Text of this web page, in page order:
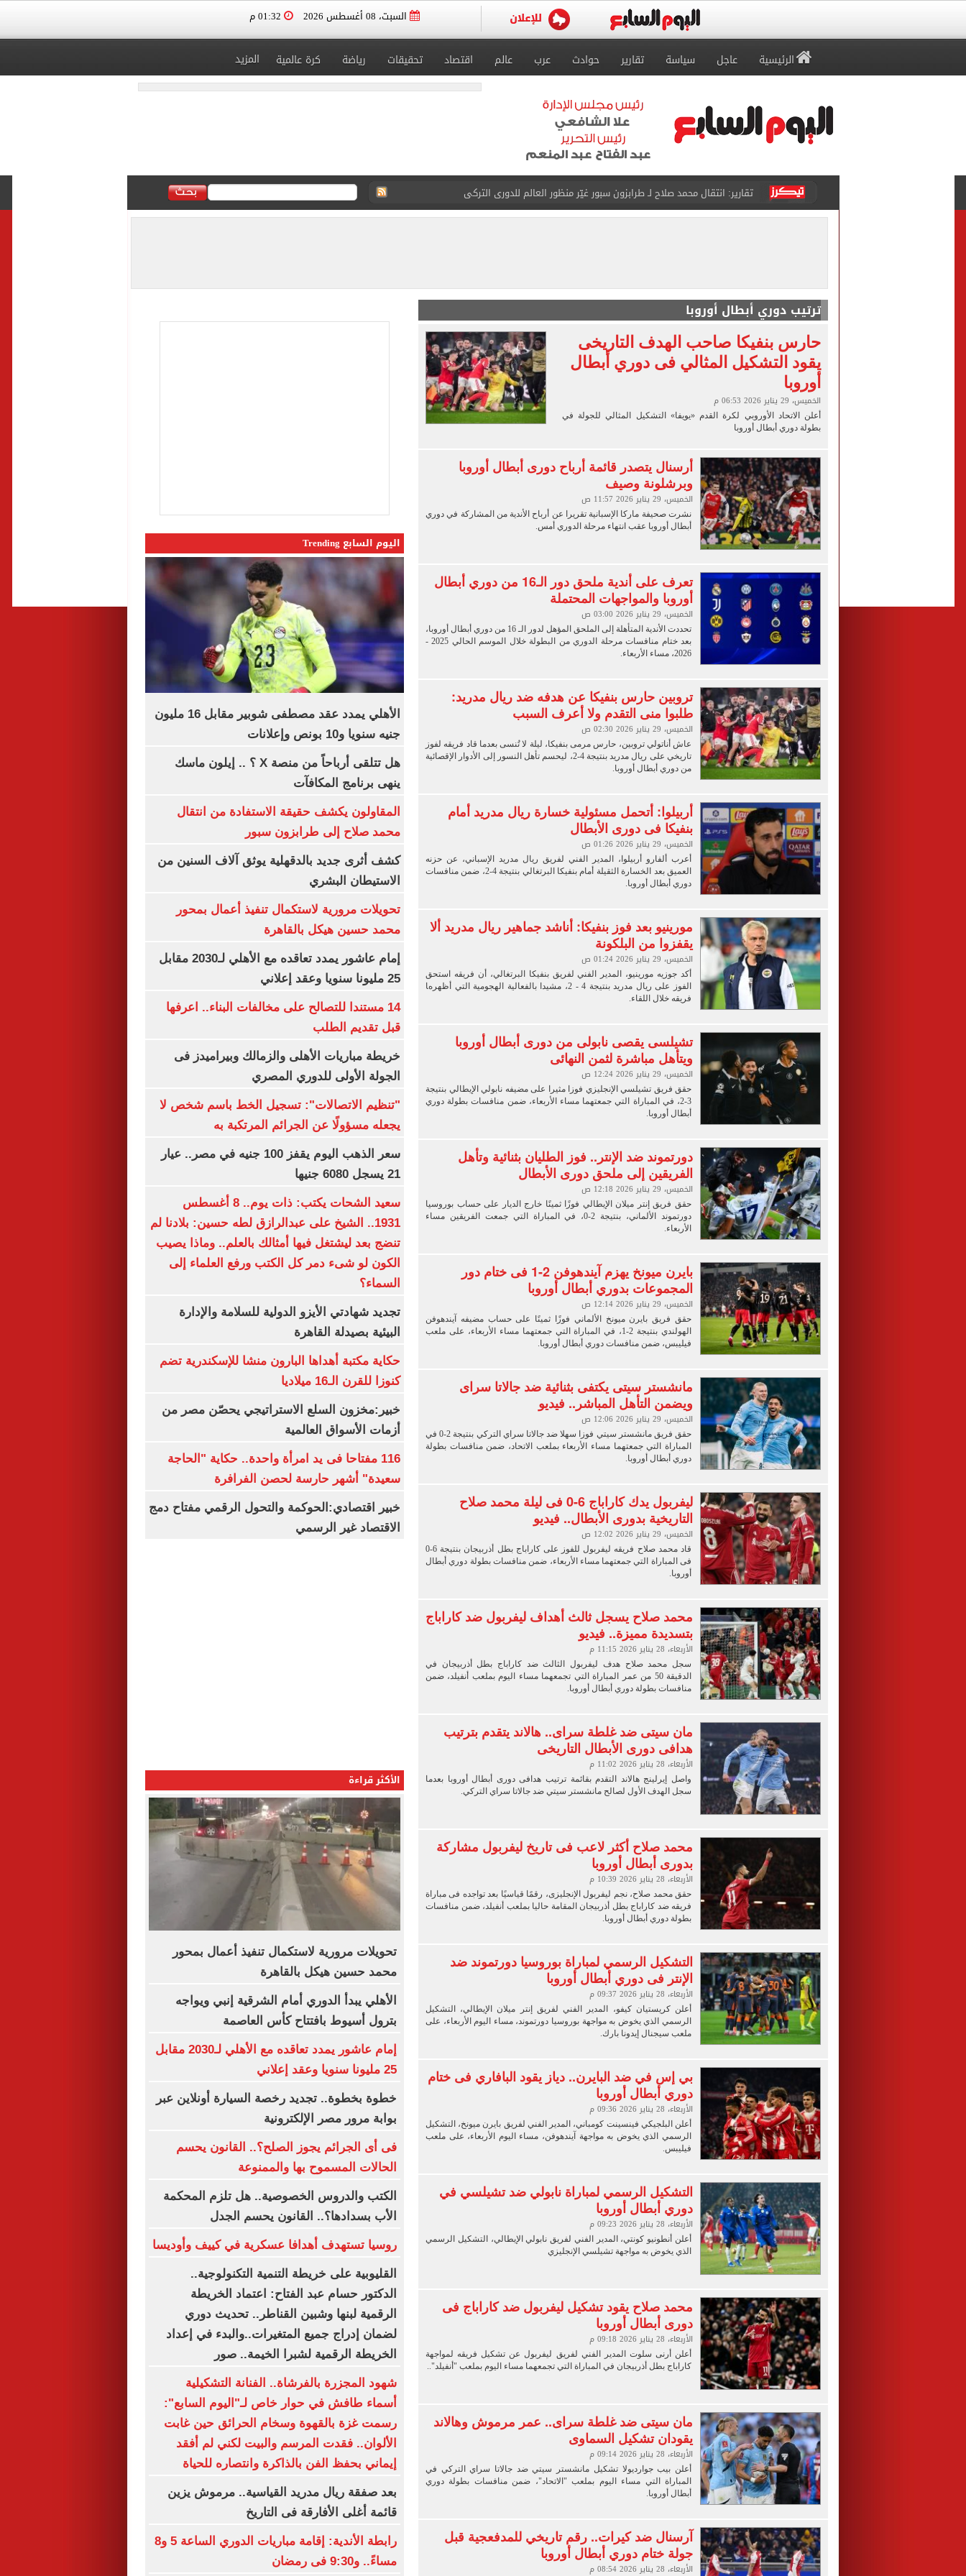
السبت، 08 أغسطس 2026
الرئيسية عاجل سياسة تقارير حوادث عرب عالم اقتصاد تحقيقات رياضة كرة عالمية المزيد
كشف أثرى جديد بالدقهلية يوثق آلاف السنين من الاستيطان البشري
تحويلات مرورية لاستكمال تنفيذ أعمال بمحور محمد حسين هيكل بالقاهرة
إمام عاشور يمدد تعاقده مع الأهلي لـ2030 مقابل 25 مليونا سنويا وعقد إعلاني
حمزة عبد الكريم ينتظر يومًا استثنائيًا بعد استمراره مع فريق برشلونة الأول
الإسكان: طرح فرص استثمارية متنوعة من خلال منصتى الاستثمار المصري والأجنبي
الشكاوى الحكومية: التموين تتعامل مع 17 ألف شكوى لضبط الأسواق وبطاقات التموين
الشمال القطرى ينهى إجراءات ضم محمد علي بن رمضان لاعب الأهلى
ترتيب دوري أبطال أوروبا
حارس بنفيكا صاحب الهدف التاريخى
يقود التشكيل المثالي فى دوري أبطال
أوروبا
الخميس، 29 يناير 2026 06:53 م
أعلن الاتحاد الأوروبي لكرة القدم «يويفا» التشكيل المثالي للجولة في
بطولة دوري أبطال أوروبا
أرسنال يتصدر قائمة أرباح دورى أبطال أوروبا
وبرشلونة وصيف
الخميس، 29 يناير 2026 11:57 ص
نشرت صحيفة ماركا الإسبانية تقريرا عن أرباح الأندية من المشاركة في دوري
أبطال أوروبا عقب انتهاء مرحلة الدوري أمس.
تعرف على أندية ملحق دور الـ16 من دوري أبطال
أوروبا والمواجهات المحتملة
الخميس، 29 يناير 2026 03:00 ص
تحددت الأندية المتأهلة إلى الملحق المؤهل لدور الـ 16 من دوري أبطال أوروبا،
بعد ختام منافسات مرحلة الدوري من البطولة خلال الموسم الحالي 2025 -
2026، مساء الأربعاء.
تروبين حارس بنفيكا عن هدفه ضد ريال مدريد:
طلبوا منى التقدم ولا أعرف السبب
الخميس، 29 يناير 2026 02:30 ص
عاش أناتولي تروبين، حارس مرمى بنفيكا، ليلة لا تُنسى بعدما قاد فريقه لفوز
تاريخي على ريال مدريد بنتيجة 4-2، ليحسم تأهل النسور إلى الأدوار الإقصائية
من دوري أبطال أوروبا.
أربيلوا: أتحمل مسئولية خسارة ريال مدريد أمام
بنفيكا فى دورى الأبطال
الخميس، 29 يناير 2026 01:26 ص
أعرب ألفارو أربيلوا، المدير الفني لفريق ريال مدريد الإسباني، عن حزنه
العميق بعد الخسارة الثقيلة أمام بنفيكا البرتغالي بنتيجة 4-2، ضمن منافسات
دوري أبطال أوروبا.
مورينيو بعد فوز بنفيكا: أناشد جماهير ريال مدريد ألا
يقفزوا من البلكونة
الخميس، 29 يناير 2026 01:24 ص
أكد جوزيه مورينيو، المدير الفني لفريق بنفيكا البرتغالي، أن فريقه استحق
الفوز على ريال مدريد بنتيجة 4 - 2، مشيدا بالفعالية الهجومية التي أظهرها
فريقه خلال اللقاء.
تشيلسى يقصى نابولى من دورى أبطال أوروبا
ويتأهل مباشرة لثمن النهائى
الخميس، 29 يناير 2026 12:24 ص
حقق فريق تشيلسي الإنجليزي فوزا مثيرا على مضيفه نابولي الإيطالي بنتيجة
3-2، في المباراة التي جمعتهما مساء الأربعاء، ضمن منافسات بطولة دوري
أبطال أوروبا.
دورتموند ضد الإنتر.. فوز الطليان بثنائية وتأهل
الفريقين إلى ملحق دورى الأبطال
الخميس، 29 يناير 2026 12:18 ص
حقق فريق إنتر ميلان الإيطالي فوزًا ثمينًا خارج الديار على حساب بوروسيا
دورتموند الألماني، بنتيجة 2-0، في المباراة التي جمعت الفريقين مساء
الأربعاء.
بايرن ميونخ يهزم آيندهوفن 2-1 فى ختام دور
المجموعات بدوري أبطال أوروبا
الخميس، 29 يناير 2026 12:14 ص
حقق فريق بايرن ميونخ الألماني فوزًا ثمينًا على حساب مضيفه آيندهوفن
الهولندي بنتيجة 2-1، في المباراة التي جمعتهما مساء الأربعاء، على ملعب
فيليبس، ضمن منافسات دوري أبطال أوروبا.
مانشستر سيتى يكتفى بثنائية ضد جالاتا سراى
ويضمن التأهل المباشر.. فيديو
الخميس، 29 يناير 2026 12:06 ص
حقق فريق مانشستر سيتي فوزا سهلا ضد جالاتا سراي التركي بنتيجة 2-0 في
المباراة التي جمعتهما مساء الأربعاء بملعب الاتحاد، ضمن منافسات بطولة
دوري أبطال أوروبا.
ليفربول يدك كاراباج 6-0 فى ليلة محمد صلاح
التاريخية بدورى الأبطال.. فيديو
الخميس، 29 يناير 2026 12:02 ص
قاد محمد صلاح فريقه ليفربول للفوز على كاراباج بطل أذربيجان بنتيجة 6-0
فى المباراة التي جمعتهما مساء الأربعاء، ضمن منافسات بطولة دوري أبطال
أوروبا.
محمد صلاح يسجل ثالث أهداف ليفربول ضد كاراباج
بتسديدة مميزة.. فيديو
الأربعاء، 28 يناير 2026 11:15 م
سجل محمد صلاح هدف ليفربول الثالث ضد كاراباج بطل أذربيجان في
الدقيقة 50 من عمر المباراة التي تجمعهما مساء اليوم بملعب أنفيلد، ضمن
منافسات بطولة دوري أبطال أوروبا.
مان سيتى ضد غلطة سراى.. هالاند يتقدم بترتيب
هدافى دورى الأبطال التاريخى
الأربعاء، 28 يناير 2026 11:02 م
واصل إيرلينج هالاند التقدم بقائمة ترتيب هدافى دورى أبطال أوروبا بعدما
سجل الهدف الأول لصالح مانشستر سيتي ضد جالاتا سراي التركي.
محمد صلاح أكثر لاعب فى تاريخ ليفربول مشاركة
بدورى أبطال أوروبا
الأربعاء، 28 يناير 2026 10:39 م
حقق محمد صلاح، نجم ليفربول الإنجليزى، رقمًا قياسيًا بعد تواجده فى مباراة
فريقه ضد كاراباج بطل أذربيجان المقامة حاليا بملعب أنفيلد، ضمن منافسات
بطولة دوري أبطال أوروبا.
التشكيل الرسمي لمباراة بوروسيا دورتموند ضد
الإنتر فى دوري أبطال أوروبا
الأربعاء، 28 يناير 2026 09:37 م
أعلن كريستيان كيفو، المدير الفني لفريق إنتر ميلان الإيطالي، التشكيل
الرسمي الذي يخوض به مواجهة بوروسيا دورتموند، مساء اليوم الأربعاء، على
ملعب سيجنال إيدونا بارك.
بي إس في ضد البايرن.. دياز يقود البافاري فى ختام
دوري أبطال أوروبا
الأربعاء، 28 يناير 2026 09:36 م
أعلن البلجيكي فينسينت كومباني، المدير الفني لفريق بايرن ميونخ، التشكيل
الرسمي الذي يخوض به مواجهة آيندهوفن، مساء اليوم الأربعاء، على ملعب
فيليبس.
التشكيل الرسمي لمباراة نابولي ضد تشيلسي في
دوري أبطال أوروبا
الأربعاء، 28 يناير 2026 09:23 م
أعلن أنطونيو كونتي، المدير الفني لفريق نابولي الإيطالي، التشكيل الرسمي
الذي يخوض به مواجهة تشيلسي الإنجليزي
محمد صلاح يقود تشكيل ليفربول ضد كاراباج فى
دورى أبطال أوروبا
الأربعاء، 28 يناير 2026 09:18 م
أعلن أرنى سلوت المدير الفني لفريق ليفربول عن تشكيل فريقه لمواجهة
كاراباج بطل أذربيجان في المباراة التي تجمعهما مساء اليوم بملعب "أنفيلد"..
مان سيتى ضد غلطة سراى.. عمر مرموش وهالاند
يقودان تشكيل السماوى
الأربعاء، 28 يناير 2026 09:14 م
أعلن بيب جوارديولا تشكيل مانشستر سيتي ضد جالاتا سراي التركي في
المباراة التي مساء اليوم بملعب "الاتحاد"، ضمن منافسات بطولة دوري
أبطال أوروبا.
آرسنال ضد كيرات.. رقم تاريخي للمدفعجية قبل
جولة ختام دوري أبطال أوروبا
الأربعاء، 28 يناير 2026 08:54 م
اليوم السابع Trending
الأهلي يمدد عقد مصطفى شوبير مقابل 16 مليون
جنيه سنويا و10 بونص وإعلانات
هل تتلقى أرباحاً من منصة X ؟ .. إيلون ماسك
ينهى برنامج المكافآت
المقاولون يكشف حقيقة الاستفادة من انتقال
محمد صلاح إلى طرابزون سبور
كشف أثرى جديد بالدقهلية يوثق آلاف السنين من
الاستيطان البشري
تحويلات مرورية لاستكمال تنفيذ أعمال بمحور
محمد حسين هيكل بالقاهرة
إمام عاشور يمدد تعاقده مع الأهلي لـ2030 مقابل
25 مليونا سنويا وعقد إعلاني
14 مستندا للتصالح على مخالفات البناء.. اعرفها
قبل تقديم الطلب
خريطة مباريات الأهلى والزمالك وبيراميدز فى
الجولة الأولى للدوري المصري
"تنظيم الاتصالات": تسجيل الخط باسم شخص لا
يجعله مسؤولًا عن الجرائم المرتكبة به
سعر الذهب اليوم يقفز 100 جنيه في مصر.. عيار
21 يسجل 6080 جنيها
سعيد الشحات يكتب: ذات يوم.. 8 أغسطس
1931.. الشيخ على عبدالرازق لطه حسين: بلادنا لم
تنضج بعد ليشتغل فيها أمثالك بالعلم.. وماذا يصيب
الكون لو شىء دمر كل الكتب ورفع العلماء إلى
السماء؟
تجديد شهادتي الأيزو الدولية للسلامة والإدارة
البيئية بصيدلة القاهرة
حكاية مكتبة أهداها البارون منشا للإسكندرية تضم
كنوزا للقرن الـ16 ميلاديا
خبير:مخزون السلع الاستراتيجي يحصّن مصر من
أزمات الأسواق العالمية
116 مفتاحا فى يد امرأة واحدة.. حكاية "الحاجة
سعيدة" أشهر حارسة لحصن الفرافرة
خبير اقتصادي:الحوكمة والتحول الرقمي مفتاح دمج
الاقتصاد غير الرسمي
الأكثر قراءة
تحويلات مرورية لاستكمال تنفيذ أعمال بمحور
محمد حسين هيكل بالقاهرة
الأهلي يبدأ الدوري أمام الشرقية إنبي ويواجه
بترول أسيوط بافتتاح كأس العاصمة
إمام عاشور يمدد تعاقده مع الأهلي لـ2030 مقابل
25 مليونا سنويا وعقد إعلاني
خطوة بخطوة.. تجديد رخصة السيارة أونلاين عبر
بوابة مرور مصر الإلكترونية
فى أى الجرائم يجوز الصلح؟.. القانون يحسم
الحالات المسموح بها والممنوعة
الكتب والدروس الخصوصية.. هل تلزم المحكمة
الأب بسدادها؟.. القانون يحسم الجدل
روسيا تستهدف أهدافا عسكرية في كييف وأوديسا
القليوبية على خريطة التنمية التكنولوجية..
الدكتور حسام عبد الفتاح: اعتماد الخريطة
الرقمية لبنها وشبين القناطر.. تحديث دوري
لضمان إدراج جميع المتغيرات..والبدء في إعداد
الخريطة الرقمية لشبرا الخيمة.. صور
شهود المجزرة بالفرشاة.. الفنانة التشكيلية
أسماء طافش في حوار خاص لـ"اليوم السابع":
رسمت غزة بالقهوة وسخام الحرائق حين غابت
الألوان.. فقدت المرسم والبيت لكني لم أفقد
إيماني بحفظ الفن بالذاكرة وانتصاره للحياة
بعد صفقة ريال مدريد القياسية.. مرموش يزين
قائمة أغلى الأفارقة فى التاريخ
رابطة الأندية: إقامة مباريات الدوري الساعة 5 و8
مساءً.. و9:30 فى رمضان